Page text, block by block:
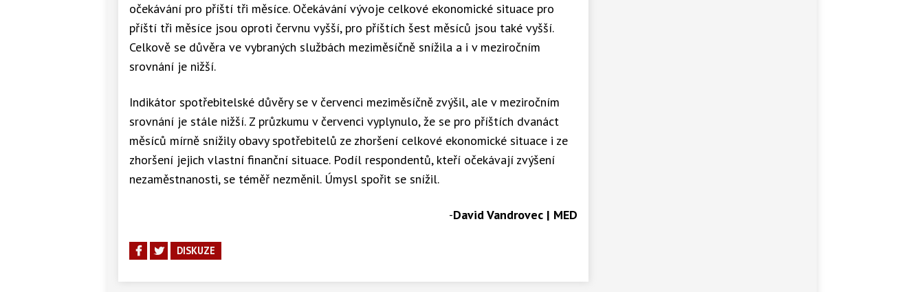
očekávání pro příští tři měsíce. Očekávání vývoje celkové ekonomické situace pro
příští tři měsíce jsou oproti červnu vyšší, pro příštích šest měsíců jsou také vyšší.
Celkově se důvěra ve vybraných službách meziměsíčně snížila a i v meziročním
srovnání je nižší.
Indikátor spotřebitelské důvěry se v červenci meziměsíčně zvýšil, ale v meziročním
srovnání je stále nižší. Z průzkumu v červenci vyplynulo, že se pro příštích dvanáct
měsíců mírně snížily obavy spotřebitelů ze zhoršení celkové ekonomické situace i ze
zhoršení jejich vlastní finanční situace. Podíl respondentů, kteří očekávají zvýšení
nezaměstnanosti, se téměř nezměnil. Úmysl spořit se snížil.
-David Vandrovec | MED
DISKUZE